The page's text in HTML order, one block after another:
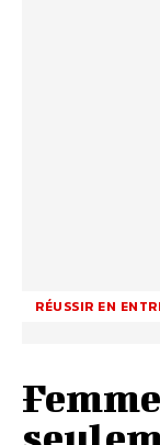
RÉUSSIR EN